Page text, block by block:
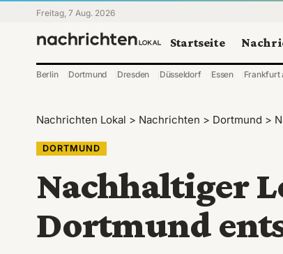
Freitag, 7 Aug. 2026
Startseite
Berlin Dortmund Dresden Düsseldorf Essen Frankfurt
Nachrichten Lokal > Nachrichten > Dortmund >
DORTMUND
Nachhaltiger
Dortmund